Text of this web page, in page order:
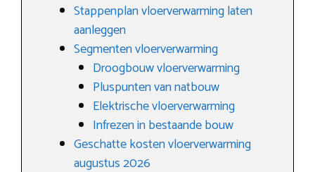
Stappenplan vloerverwarming laten
aanleggen
Segmenten vloerverwarming
Droogbouw vloerverwarming
Pluspunten van natbouw
Elektrische vloerverwarming
Infrezen in bestaande bouw
Geschatte kosten vloerverwarming
augustus 2026